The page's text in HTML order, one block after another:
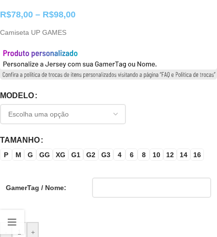
R$78,00 – R$98,00
Camiseta UP GAMES
MODELO
TAMANHO
P M G GG XG G1 G2 G3 4 6 8 10 12 14 16
GamerTag / Nome:
+